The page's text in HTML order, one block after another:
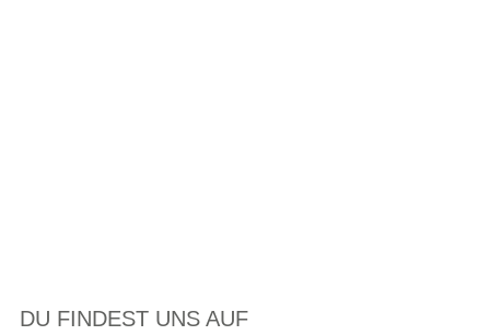
DU FINDEST UNS AUF